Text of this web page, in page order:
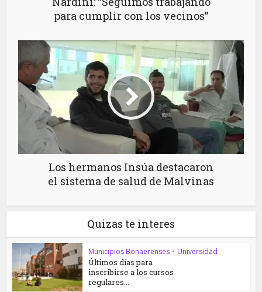
para cumplir con los vecinos”
Los hermanos Insúa destacaron
el sistema de salud de Malvinas
Quizas te interes
Municipios Bonaerenses • Universidad
Últimos días para
inscribirse a los cursos
regulares...